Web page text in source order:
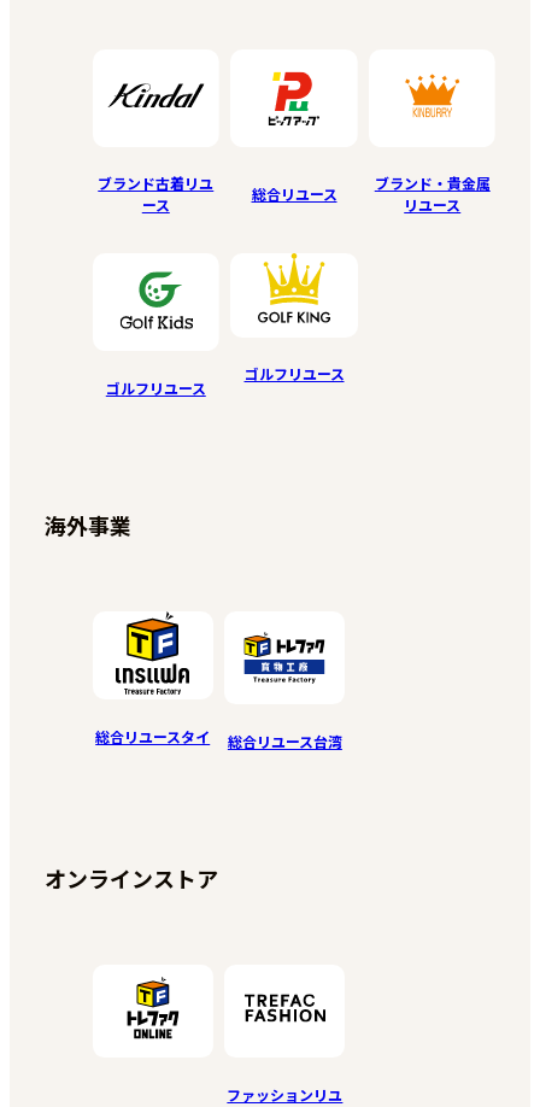
ブランド古着リユ
ース
総合リユース
ブランド・貴金属
リユース
ゴルフリユース
ゴルフリユース
海外事業
総合リユースタイ 総合リユース台湾
オンラインストア
ファッションリユ